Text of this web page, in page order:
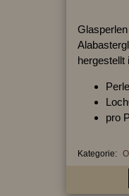
hergestellt
pro
Kategorie: